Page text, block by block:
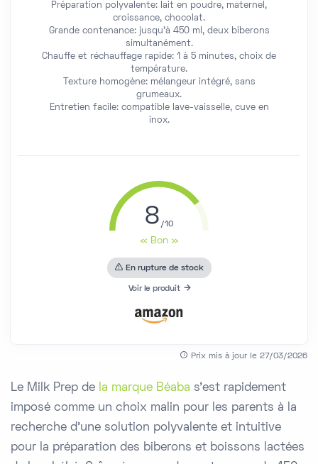
Préparation polyvalente: lait en poudre, maternel,
croissance, chocolat.
Grande contenance: jusqu'à 450 ml, deux biberons
simultanément.
Chauffe et réchauffage rapide: 1 à 5 minutes, choix de
température.
Texture homogène: mélangeur intégré, sans
grumeaux.
Entretien facile: compatible lave-vaisselle, cuve en
inox.
8
« Bon »
En rupture de stock
Voir le produit
Prix mis à jour le 27/03/2026
Le Milk Prep de la marque Béaba s'est rapidement
imposé comme un choix malin pour les parents à la
recherche d'une solution polyvalente et intuitive
pour la préparation des biberons et boissons lactées